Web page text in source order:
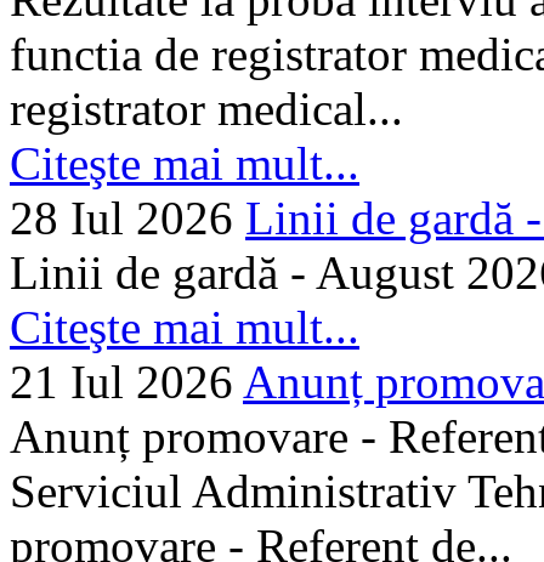
functia de registrator
registrator medical...
Citeşte mai mult...
28 Iul 2026 Linii de gardă
Linii de gardă - August
Citeşte mai mult...
21 Iul 2026 Anunț
Anunț promovare -
Serviciul Administrativ
promovare - Referent de...